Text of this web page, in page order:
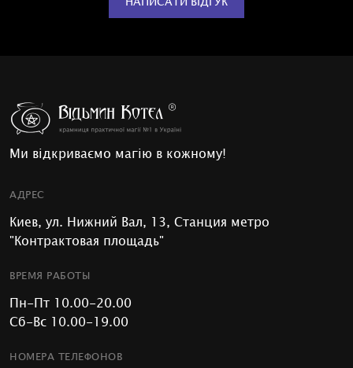
Ми відкриваємо магію в кожному!
АДРЕС
Киев, ул. Нижний Вал, 13, Станция метро
"Контрактовая площадь"
ВРЕМЯ РАБОТЫ
Пн-Пт 10.00-20.00
Сб-Вс 10.00-19.00
НОМЕРА ТЕЛЕФОНОВ